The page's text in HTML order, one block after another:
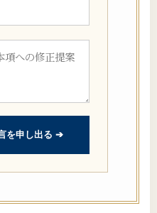
を申し出る ➔